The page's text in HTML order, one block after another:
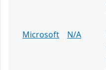
Microsoft
N/A